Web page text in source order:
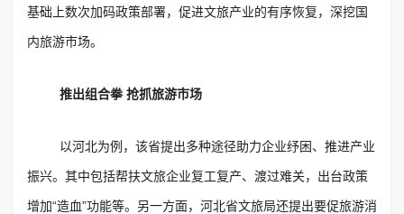
基础上数次加码政策部署，促进文旅产业的有序恢复，深挖国
内旅游市场。
推出组合拳 抢抓旅游市场
以河北为例，该省提出多种途径助力企业纾困、推进产业
振兴。其中包括帮扶文旅企业复工复产、渡过难关，出台政策
增加“造血”功能等。另一方面，河北省文旅局还提出要促旅游消